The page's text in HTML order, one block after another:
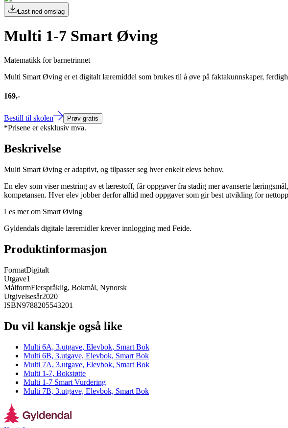
Last ned omslag
Multi 1-7 Smart Øving
Matematikk for barnetrinnet
Multi Smart Øving er et digitalt læremiddel som brukes til å øve på faktakunnskaper,
169,-
Bestill til skolen Prøv gratis
*Prisene er eksklusiv mva.
Beskrivelse
Multi Smart Øving er adaptivt, og tilpasser seg hver enkelt elevs behov.
En elev som viser mestring av et lærestoff, får oppgaver fra stadig mer avanserte
kompetansen. Hver elev jobber derfor alltid med oppgaver som gir best utvikling for
Les mer om Smart Øving
Gyldendals digitale læremidler krever innlogging med Feide.
Produktinformasjon
FormatDigitalt
Utgave1
MålformFlerspråklig, Bokmål, Nynorsk
Utgivelsesår2020
ISBN9788205543201
Du vil kanskje også like
Multi 6A, 3.utgave, Elevbok, Smart Bok
Multi 6B, 3.utgave, Elevbok, Smart Bok
Multi 7A, 3.utgave, Elevbok, Smart Bok
Multi 1-7, Bokstøtte
Multi 1-7 Smart Vurdering
Multi 7B, 3.utgave, Elevbok, Smart Bok